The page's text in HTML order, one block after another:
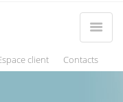
client Contacts